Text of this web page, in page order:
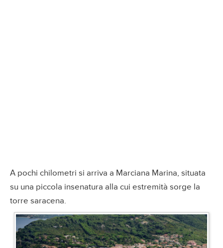
A pochi chilometri si arriva a Marciana Marina, situata
su una piccola insenatura alla cui estremità sorge la
torre saracena.